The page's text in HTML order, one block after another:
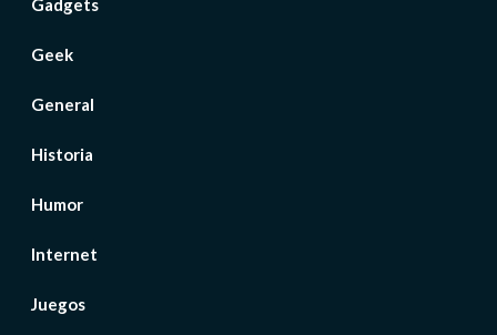
Gadgets
Geek
General
Historia
Humor
Internet
Juegos